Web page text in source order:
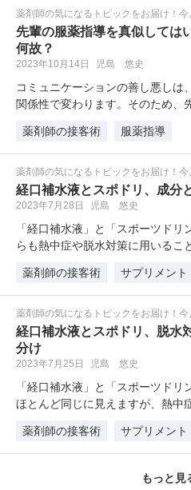
薬剤師の気になるトピックをお届け！今
先輩の服薬指導を真似しては
何故？
2023年10月14日 児島 悠史
コミュニケーションの善し悪しは
関係性で変わります。そのため、
薬剤師の接客術
服薬指導
薬剤師の気になるトピックをお届け！今
経口補水液とスポドリ、成分
2023年7月28日 児島 悠史
「経口補水液」と「スポーツドリ
らも熱中症や脱水対策に用いるこ
薬剤師の接客術
サプリメント
薬剤師の気になるトピックをお届け！今
経口補水液とスポドリ、脱水
分け
2023年7月25日 児島 悠史
「経口補水液」と「スポーツドリ
ほとんど同じに見えますが、熱中
薬剤師の接客術
サプリメント
もっと見